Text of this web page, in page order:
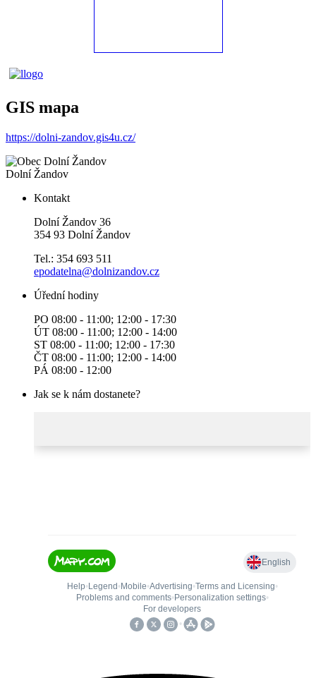
GIS mapa
https://dolni-zandov.gis4u.cz/
Dolní Žandov
Kontakt
Dolní Žandov 36
354 93 Dolní Žandov
Tel.: 354 693 511
epodatelna@dolnizandov.cz
Úřední hodiny
PO 08:00 - 11:00; 12:00 - 17:30
ÚT 08:00 - 11:00; 12:00 - 14:00
ST 08:00 - 11:00; 12:00 - 17:30
ČT 08:00 - 11:00; 12:00 - 14:00
PÁ 08:00 - 12:00
Jak se k nám dostanete?